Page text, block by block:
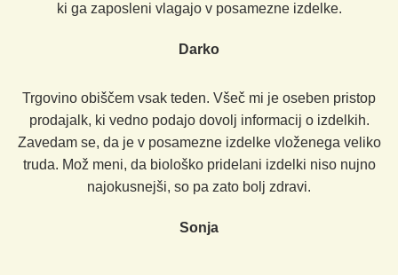
ki ga zaposleni vlagajo v posamezne izdelke.
Darko
Trgovino obiščem vsak teden. Všeč mi je oseben pristop
prodajalk, ki vedno podajo dovolj informacij o izdelkih.
Zavedam se, da je v posamezne izdelke vloženega veliko
truda. Mož meni, da biološko pridelani izdelki niso nujno
najokusnejši, so pa zato bolj zdravi.
Sonja